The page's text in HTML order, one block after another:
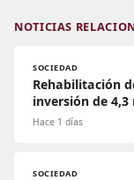
NOTICIAS
SOCIEDAD
Rehabilitación
inversión de
Hace 1 días
SOCIEDAD